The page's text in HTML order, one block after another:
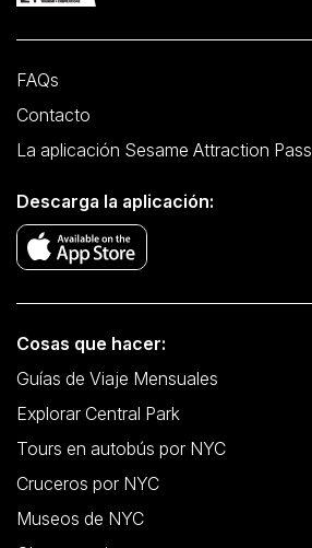
FAQs
Contacto
La aplicación Sesame Attraction Pass
Descarga la aplicación:
Cosas que hacer:
Guías de Viaje Mensuales
Explorar Central Park
Tours en autobús por NYC
Cruceros por NYC
Museos de NYC